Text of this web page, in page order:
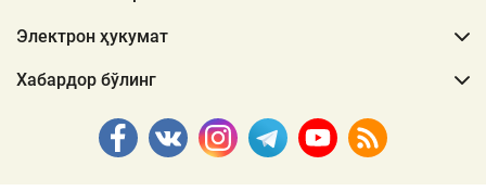
Электрон ҳукумат
Хабардор бўлинг